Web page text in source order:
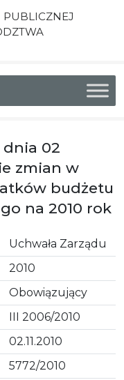
dnia 02
zmian w
budżetu
na 2010 rok
Uchwała Zarządu
2010
Obowiązujący
III 2006/2010
02.11.2010
5772/2010